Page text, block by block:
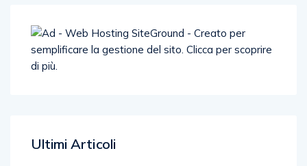
Ultimi Articoli